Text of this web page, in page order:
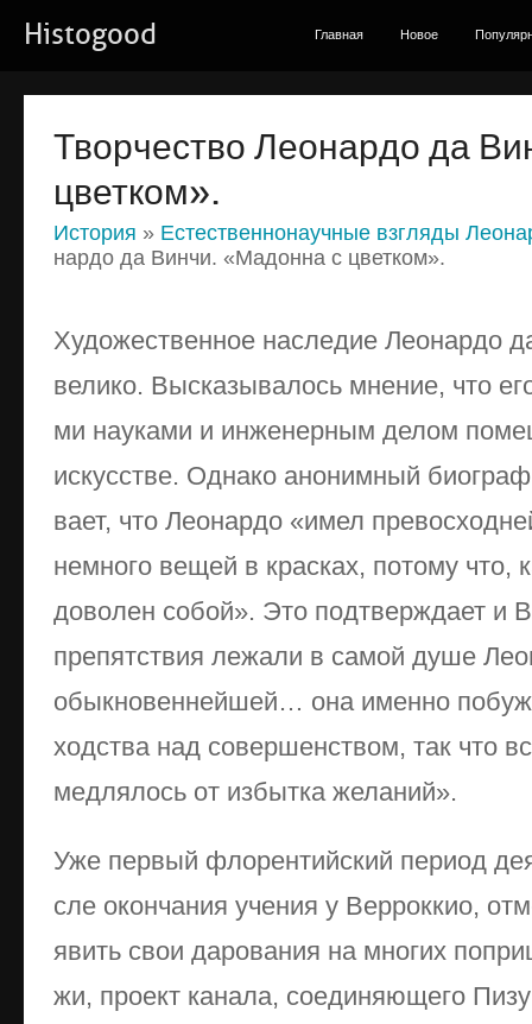
Histogood Главная Новое
Твор­че­ст­во Ле­о­нар­до да
цвет­ком».
История » Естественнонаучные взгляды
нар­до да Вин­чи. «Ма­дон­на с цвет­ком».
Ху­до­же­ст­вен­ное на­сле­дие Ле­о­нар­до
ве­ли­ко. Вы­ска­зы­ва­лось мне­ние, что
ми нау­ка­ми и ин­же­нер­ным де­лом
ис­кус­ст­ве. Од­на­ко ано­ним­ный
ва­ет, что Ле­о­нар­до «имел
не­мно­го ве­щей в крас­ках, по­то­му что,
до­во­лен со­бой». Это под­твер­жда­ет и
пре­пят­ст­вия ле­жа­ли в са­мой ду­ше
обык­но­вен­ней­шей… она имен­но
ход­ст­ва над со­вер­шен­ст­вом, так что
мед­ля­лось от из­быт­ка же­ла­ний».
Уже пер­вый фло­рен­тий­ский пе­ри­од
сле окон­ча­ния уче­ния у Вер­рок­кио,
явить свои да­ро­ва­ния на мно­гих
жи, про­ект ка­на­ла, со­еди­няю­ще­го